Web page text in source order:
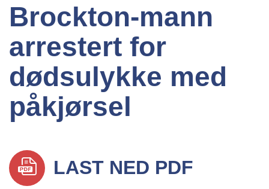
Brockton-mann
arrestert for
dødsulykke med
påkjørsel
LAST NED PDF